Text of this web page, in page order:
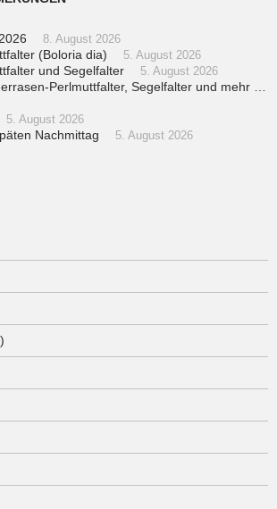
8. August 2026
(Boloria dia) 5. August 2026
und Segelfalter 5. August 2026
Perlmuttfalter, Segelfalter und mehr …
5. August 2026
Nachmittag 5. August 2026